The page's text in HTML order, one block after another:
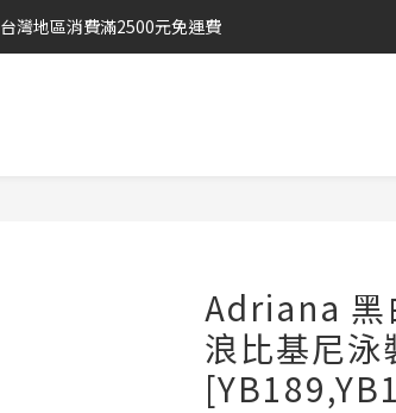
台灣地區消費滿2500元免運費
Adriana 黑
浪比基尼泳